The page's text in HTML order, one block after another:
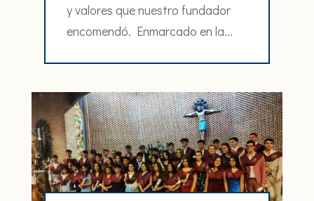
y valores que nuestro fundador
encomendó. Enmarcado en la...